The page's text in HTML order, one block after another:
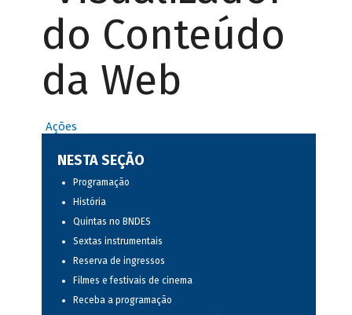
do Conteúdo
da Web
Ações
NESTA SEÇÃO
Programação
História
Quintas no BNDES
Sextas instrumentais
Reserva de ingressos
Filmes e festivais de cinema
Receba a programação